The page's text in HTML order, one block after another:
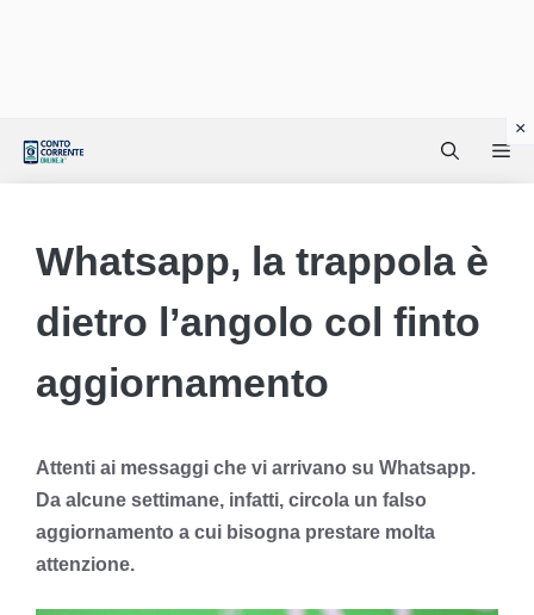
Whatsapp, la trappola è
dietro l’angolo col finto
aggiornamento
Attenti ai messaggi che vi arrivano su Whatsapp.
Da alcune settimane, infatti, circola un falso
aggiornamento a cui bisogna prestare molta
attenzione.